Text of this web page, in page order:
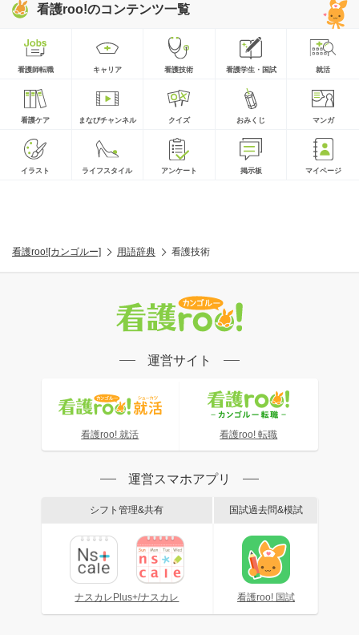
看護roo!のコンテンツ一覧
看護師転職 キャリア 看護技術 看護学生・国試 就活
看護ケア まなびチャンネル クイズ おみくじ マンガ
イラスト ライフスタイル アンケート 掲示板 マイページ
看護roo![カンゴルー] 用語辞典 看護技術
運営サイト
看護roo! 就活 看護roo! 転職
運営スマホアプリ
シフト管理&共有
ナスカレPlus+/ナスカレ
国試過去問&模試
看護roo! 国試